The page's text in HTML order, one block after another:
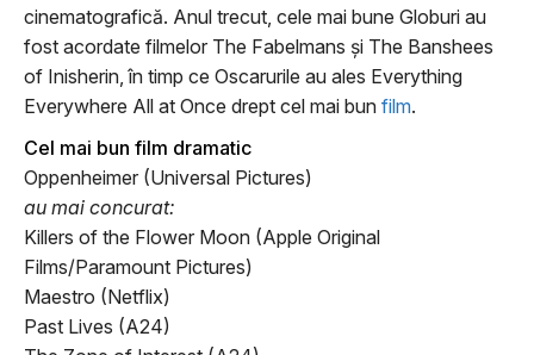
cinematografică. Anul trecut, cele mai bune Globuri au
fost acordate filmelor The Fabelmans și The Banshees
of Inisherin, în timp ce Oscarurile au ales Everything
Everywhere All at Once drept cel mai bun film.
Cel mai bun film dramatic
Oppenheimer (Universal Pictures)
au mai concurat:
Killers of the Flower Moon (Apple Original
Films/Paramount Pictures)
Maestro (Netflix)
Past Lives (A24)